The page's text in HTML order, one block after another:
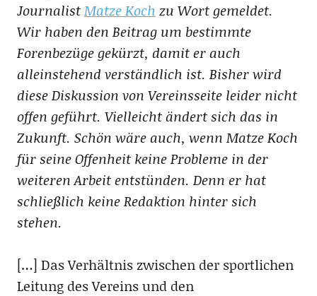
JournalistMatze Koch zu Wort gemeldet.
Wir haben den Beitrag um bestimmte
Forenbezüge gekürzt, damit er auch
alleinstehend verständlich ist. Bisher wird
diese Diskussion von Vereinsseite leider nicht
offen geführt. Vielleicht ändert sich das in
Zukunft. Schön wäre auch, wenn Matze Koch
für seine Offenheit keine Probleme in der
weiteren Arbeit entstünden. Denn er hat
schließlich keine Redaktion hinter sich
stehen.
[…] Das Verhältnis zwischen der sportlichen
Leitung des Vereins und den